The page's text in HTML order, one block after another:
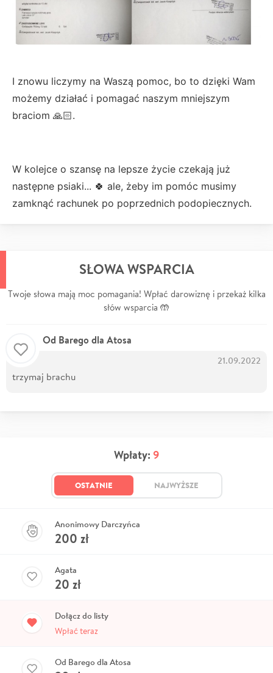
I znowu liczymy na Waszą pomoc, bo to dzięki Wam
możemy działać i pomagać naszym mniejszym
braciom 🙏🏻.
W kolejce o szansę na lepsze życie czekają już
następne psiaki... 🍀 ale, żeby im pomóc musimy
zamknąć rachunek po poprzednich podopiecznych.
SŁOWA WSPARCIA
Twoje słowa mają moc pomagania! Wpłać darowiznę i przekaż kilka
słów wsparcia 🤲
Od Barego dla Atosa
21.09.2022
trzymaj brachu
Wpłaty: 9
OSTATNIE NAJWYŻSZE
Anonimowy Darczyńca
200 zł
Agata
20 zł
Dołącz do listy
Wpłać teraz
Od Barego dla Atosa